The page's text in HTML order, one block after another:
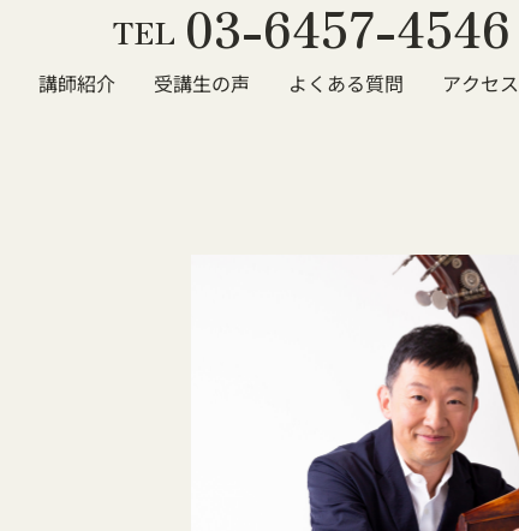
TEL 03-6457-4546
講師紹介 受講生の声 よくある質問 アクセス